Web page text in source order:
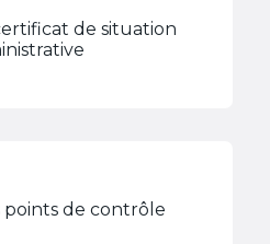
de situation
points de contrôle